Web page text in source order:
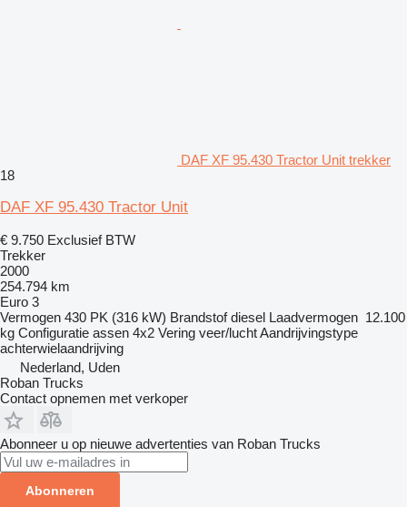
DAF XF 95.430 Tractor Unit trekker
18
DAF XF 95.430 Tractor Unit
€ 9.750 Exclusief BTW
Trekker
2000
254.794 km
Euro 3
Vermogen 430 PK (316 kW) Brandstof diesel Laadvermogen 12.100
kg Configuratie assen 4x2 Vering veer/luchtAandrijvingstype
achterwielaandrijving
Nederland, Uden
Roban Trucks
Contact opnemen met verkoper
Abonneer u op nieuwe advertenties van Roban Trucks
Abonneren